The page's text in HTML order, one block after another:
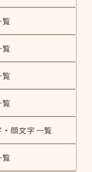
顔文字一覧